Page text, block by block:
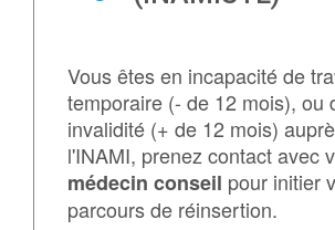
Vous êtes en incapacité de
temporaire (- de 12 mois), ou
invalidité (+ de 12 mois)
l'INAMI, prenez contact avec
médecin conseil pour initier
parcours de réinsertion.